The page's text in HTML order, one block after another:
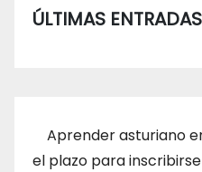
ÚLTIMAS ENTRADAS
Aprender asturiano
el plazo para